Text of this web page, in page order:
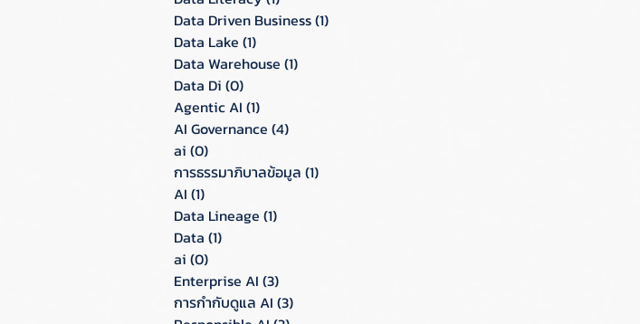
Data Driven Business(1)
Data Lake (1)
Data Warehouse (1)
Data Di (0)
Agentic AI (1)
AI Governance (4)
ai (0)
การธรรมาภิบาลข้อมูล (1)
AI (1)
Data Lineage (1)
Data (1)
ai (0)
Enterprise AI (3)
การกำกับดูแล AI (3)